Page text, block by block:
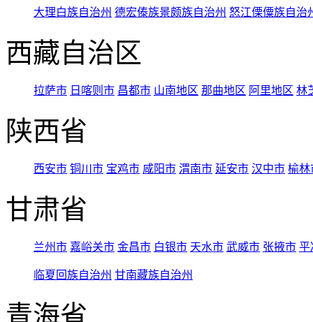
大理白族自治州 德宏傣族景颇族自治州 怒江傈僳族自治
西藏自治区
拉萨市 日喀则市 昌都市 山南地区 那曲地区 阿里地区 林
陕西省
西安市 铜川市 宝鸡市 咸阳市 渭南市 延安市 汉中市 榆林
甘肃省
兰州市 嘉峪关市 金昌市 白银市 天水市 武威市 张掖市 平
临夏回族自治州 甘南藏族自治州
青海省